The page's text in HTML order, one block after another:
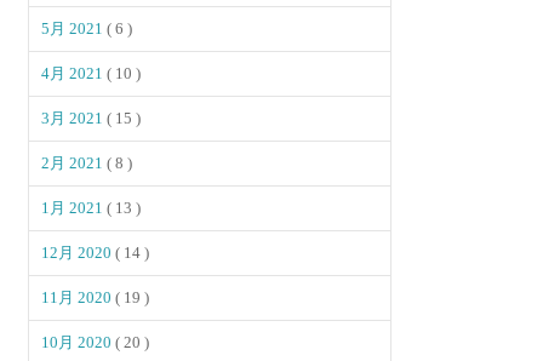
5月 2021( 6 )
4月 2021( 10 )
3月 2021( 15 )
2月 2021( 8 )
1月 2021( 13 )
12月 2020( 14 )
11月 2020( 19 )
10月 2020( 20 )